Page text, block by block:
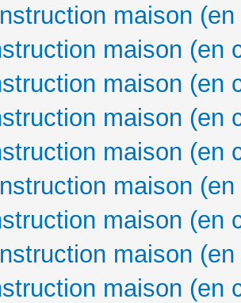
maison
maison (en
maison (en
maison (en
maison (en
maison
maison (en
maison
maison (en